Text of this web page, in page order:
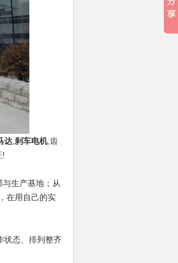
达 刹车电机,齿
!
生产基地；从
在用自己的实
态、排列整齐